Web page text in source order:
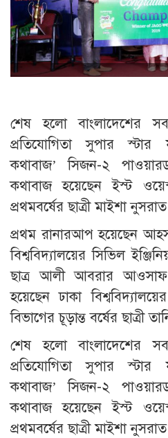
শেষ হলো বাংলাদেশের
প্রতিযোগিতা সুপার স্টার
কথাবাজ’ সিজন-২
কথাবাজ হয়েছেন ইস্ট
প্রথমবর্ষের ছাত্রী মাইশা
প্রথম রানারআপ হয়েছেন
বিশ্ববিদ্যালয়ের সিভিল
ছাত্র আলী আবরার আওসাফ
হয়েছেন ঢাকা
বিভাগের চূড়ান্ত বর্ষের ছাত্রী
শেষ হলো বাংলাদেশের
প্রতিযোগিতা সুপার স্টার
কথাবাজ’ সিজন-২
কথাবাজ হয়েছেন ইস্ট
প্রথমবর্ষের ছাত্রী মাইশা